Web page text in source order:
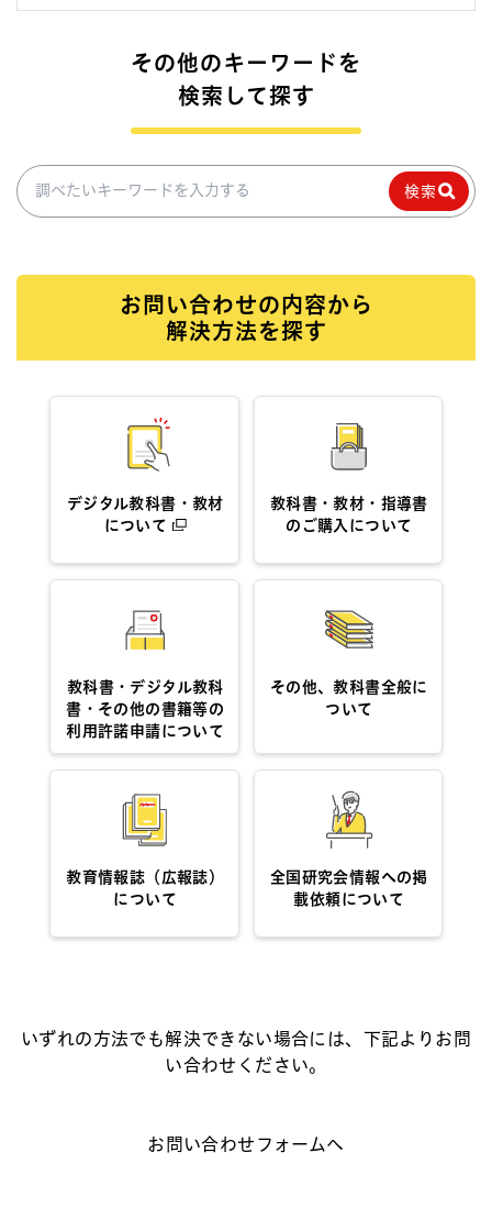
その他のキーワードを
検索して探す
調べたいキーワードを入力
検索
お問い合わせの内容から
解決方法を探す
デジタル教科書・教材
について
教科書・教材・指導書
のご購入について
教科書・デジタル教科
書・その他の書籍等の
利用許諾申請について
その他、教科書全般に
ついて
教育情報誌（広報誌）
について
全国研究会情報への掲
載依頼について
いずれの方法でも解決できない場合には、下記よりお問
い合わせください。
お問い合わせフォームへ